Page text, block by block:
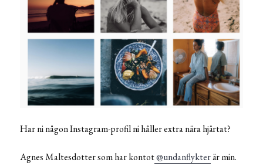
Har ni någon Instagram-profil ni håller extra nära hjärtat?
Agnes Maltesdotter som har kontot@undanflykterär min.